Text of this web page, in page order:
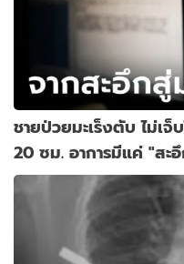
ชายป่วยมะเร็งตับ ไม่เ
20 ซม. อาการมีแค่ "สะ